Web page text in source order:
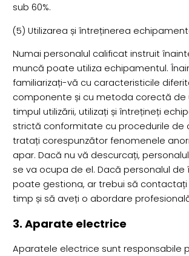
sub 60%.
(5) Utilizarea și întreținerea
Numai personalul calificat instruit
muncă poate utiliza echipamentul.
familiarizați-vă cu caracteristicile
componente și cu metoda corectă de
timpul utilizării, utilizați și întrețineți
strictă conformitate cu procedurile de
tratați corespunzător fenomenele
apar. Dacă nu vă descurcați,
se va ocupa de el. Dacă personalul de
poate gestiona, ar trebui să contactați
timp și să aveți o abordare
3. Aparate electrice
Aparatele electrice sunt responsabile